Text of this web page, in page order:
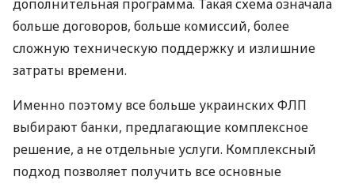
дополнительная программа. Такая схема означала
больше договоров, больше комиссий, более
сложную техническую поддержку и излишние
затраты времени.
Именно поэтому все больше украинских ФЛП
выбирают банки, предлагающие комплексное
решение, а не отдельные услуги. Комплексный
подход позволяет получить все основные